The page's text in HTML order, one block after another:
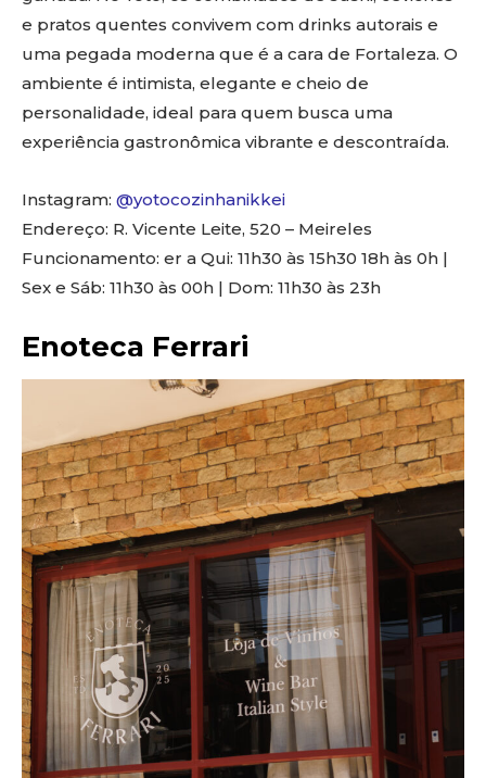
e pratos quentes convivem com drinks autorais e
uma pegada moderna que é a cara de Fortaleza. O
ambiente é intimista, elegante e cheio de
personalidade, ideal para quem busca uma
experiência gastronômica vibrante e descontraída.
Instagram: @yotocozinhanikkei
Endereço: R. Vicente Leite, 520 – Meireles
Funcionamento: er a Qui: 11h30 às 15h30 18h às 0h |
Sex e Sáb: 11h30 às 00h | Dom: 11h30 às 23h
Enoteca Ferrari